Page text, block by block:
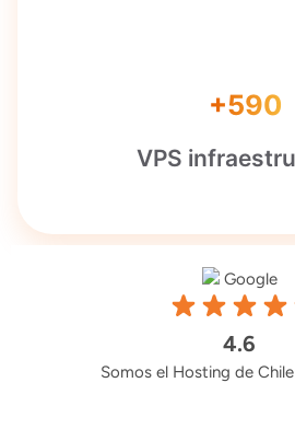
+590
VPS
4.6
Somos el Hosting de